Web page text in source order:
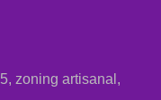
zoning artisanal,